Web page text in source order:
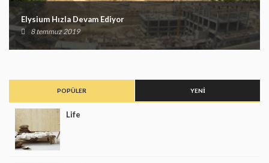
Elysium Hızla Devam Ediyor
8 temmuz 2019
POPÜLER YENI
Life